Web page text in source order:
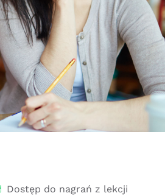
Dostęp do nagrań z lekcji